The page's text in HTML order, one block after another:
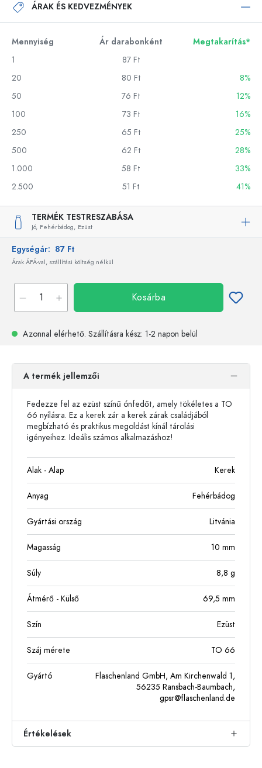
ÁRAK ÉS KEDVEZMÉNYEK
Mennyiség Ár darabonként
Megtakarítás*
1
87 Ft
20
80 Ft
8%
50
76 Ft
12%
100
73 Ft
16%
250
65 Ft
25%
500
62 Ft
28%
1.000
58 Ft
33%
2.500
51 Ft 41%
TERMÉK TESTRESZABÁSA
Jó, Fehérbádog, Ezüst
Egységár: 87 Ft
Árak ÁFÁ-val, szállítási költség nélkül
Kosárba
Azonnal elérhető. Szállításra kész: 1-2 napon belül
A termék jellemzői
Fedezze fel az ezüst színű ónfedőt, amely tökéletes a TO
66 nyílásra. Ez a kerek zár a kerek zárak családjából
megbízható és praktikus megoldást kínál tárolási
igényeihez. Ideális számos alkalmazáshoz!
Alak - Alap Kerek
Anyag Fehérbádog
Gyártási ország Litvánia
Magasság 10 mm
Súly 8,8 g
Átmérő - Külső 69,5 mm
Szín Ezüst
Száj mérete TO 66
Gyártó
Flaschenland GmbH, Am Kirchenwald 1,
56235 Ransbach-Baumbach,
gpsr@flaschenland.de
Értékelések